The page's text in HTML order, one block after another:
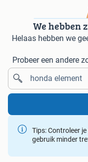
We hebben
Helaas hebben we
Probeer een andere
Tips: Controleer
gebruik minder